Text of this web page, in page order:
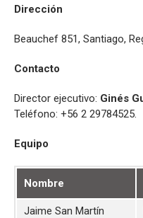
Dirección
Beauchef 851, Santiago,
Contacto
Director ejecutivo: Ginés
Teléfono: +56 2 29784525.
Equipo
Nombre
Jaime San Martín